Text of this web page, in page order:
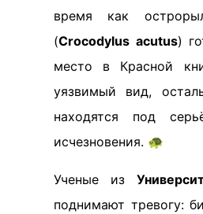
время как
(Crocodylus acutus)
место в Красной
уязвимый вид,
находятся под
исчезновения. 🐢
Ученые из
поднимают тревогу: